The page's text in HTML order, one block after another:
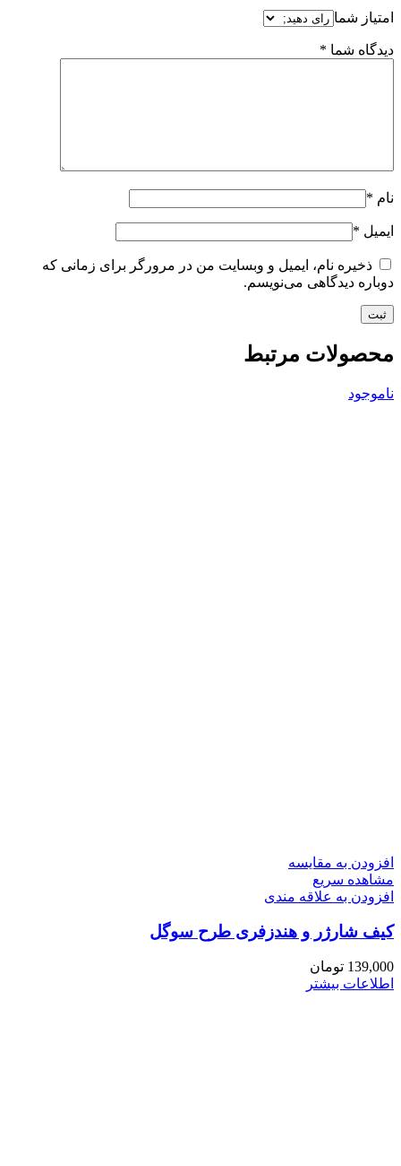
امتیاز شما
دیدگاه شما *
نام *
ایمیل *
ذخیره نام، ایمیل و وبسایت من در مرورگر برای زمانی که
دوباره دیدگاهی می‌نویسم.
محصولات مرتبط
ناموجود
افزودن به مقایسه
مشاهده سریع
افزودن به علاقه مندی
کیف شارژر و هندزفری طرح سوگل
139,000 تومان
اطلاعات بیشتر